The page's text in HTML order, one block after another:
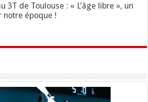
3T de Toulouse : « L’âge libre », un
époque !